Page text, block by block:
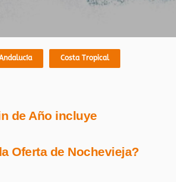
Costa Tropical
de Año incluye
Oferta de Nochevieja?